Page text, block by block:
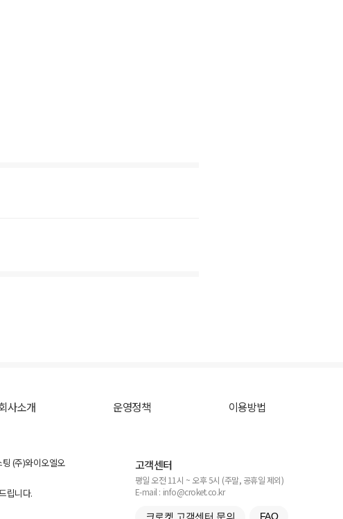
사소개 운영정책 이용방법
(주)와이오엘오
립니다.
고객센터
평일 오전 11시 ~ 오후 5시 (주말, 공휴일 제외)
E-mail : info@croket.co.kr
크로켓 고객센터 문의 FAQ